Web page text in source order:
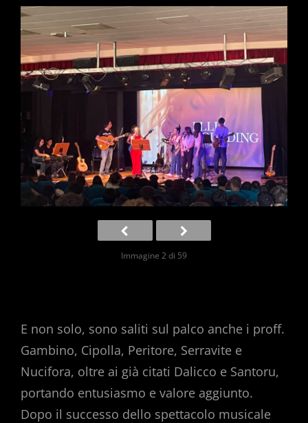
Immagine 2 di 59
E non solo, sono saliti sul palco anche i proff.
Gambino, Cipolla, Peritore, Serravite e
Nucifora, oltre ai già citati Dalicco e Santoru,
portando entusiasmo e valore aggiunto.
Dopo il successo dello spettacolo musicale